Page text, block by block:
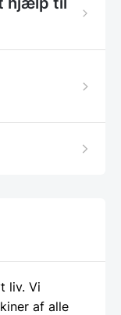
liv. Vi
af alle